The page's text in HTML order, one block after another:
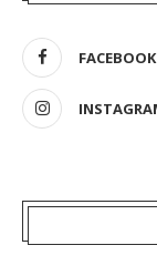
FACEBOOK